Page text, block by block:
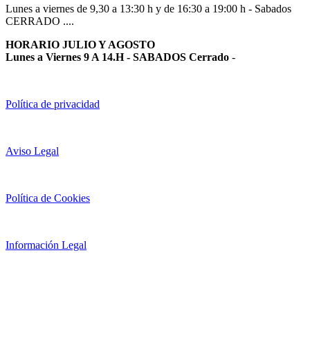
Lunes a viernes de 9,30 a 13:30 h y de 16:30 a 19:00 h - Sabados
CERRADO ....
HORARIO JULIO Y AGOSTO
Lunes a Viernes 9 A 14.H - SABADOS Cerrado -
Política de privacidad
Aviso Legal
Política de Cookies
Información Legal